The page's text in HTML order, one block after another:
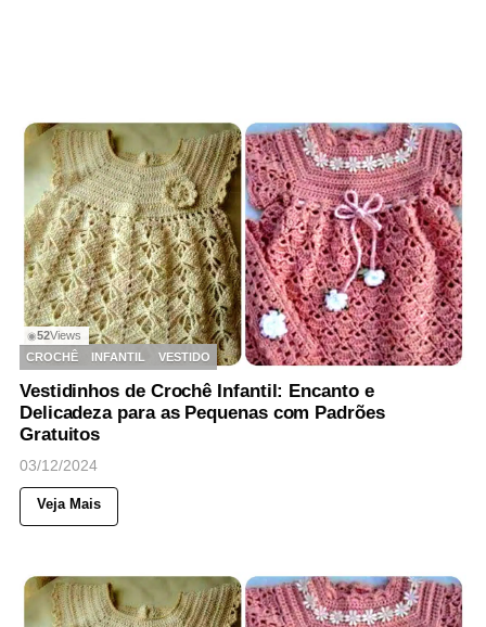
◉52Views
CROCHÊ
INFANTIL VESTIDO
Vestidinhos de Crochê Infantil: Encanto e
Delicadeza para as Pequenas com Padrões
Gratuitos
03/12/2024
Veja Mais